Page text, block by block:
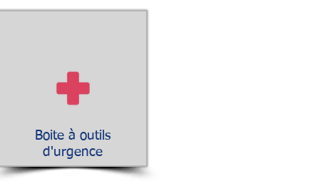
Boite à outils
d'urgence